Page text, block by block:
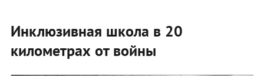
Инклюзивная школа в 20
километрах от войны